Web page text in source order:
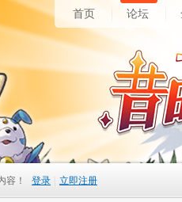
首页 论坛
容！ 登录 立即注册